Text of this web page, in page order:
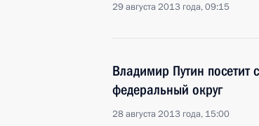
29 августа 2013 года, 09:15
Владимир Путин посетит
федеральный округ
28 августа 2013 года, 15:00